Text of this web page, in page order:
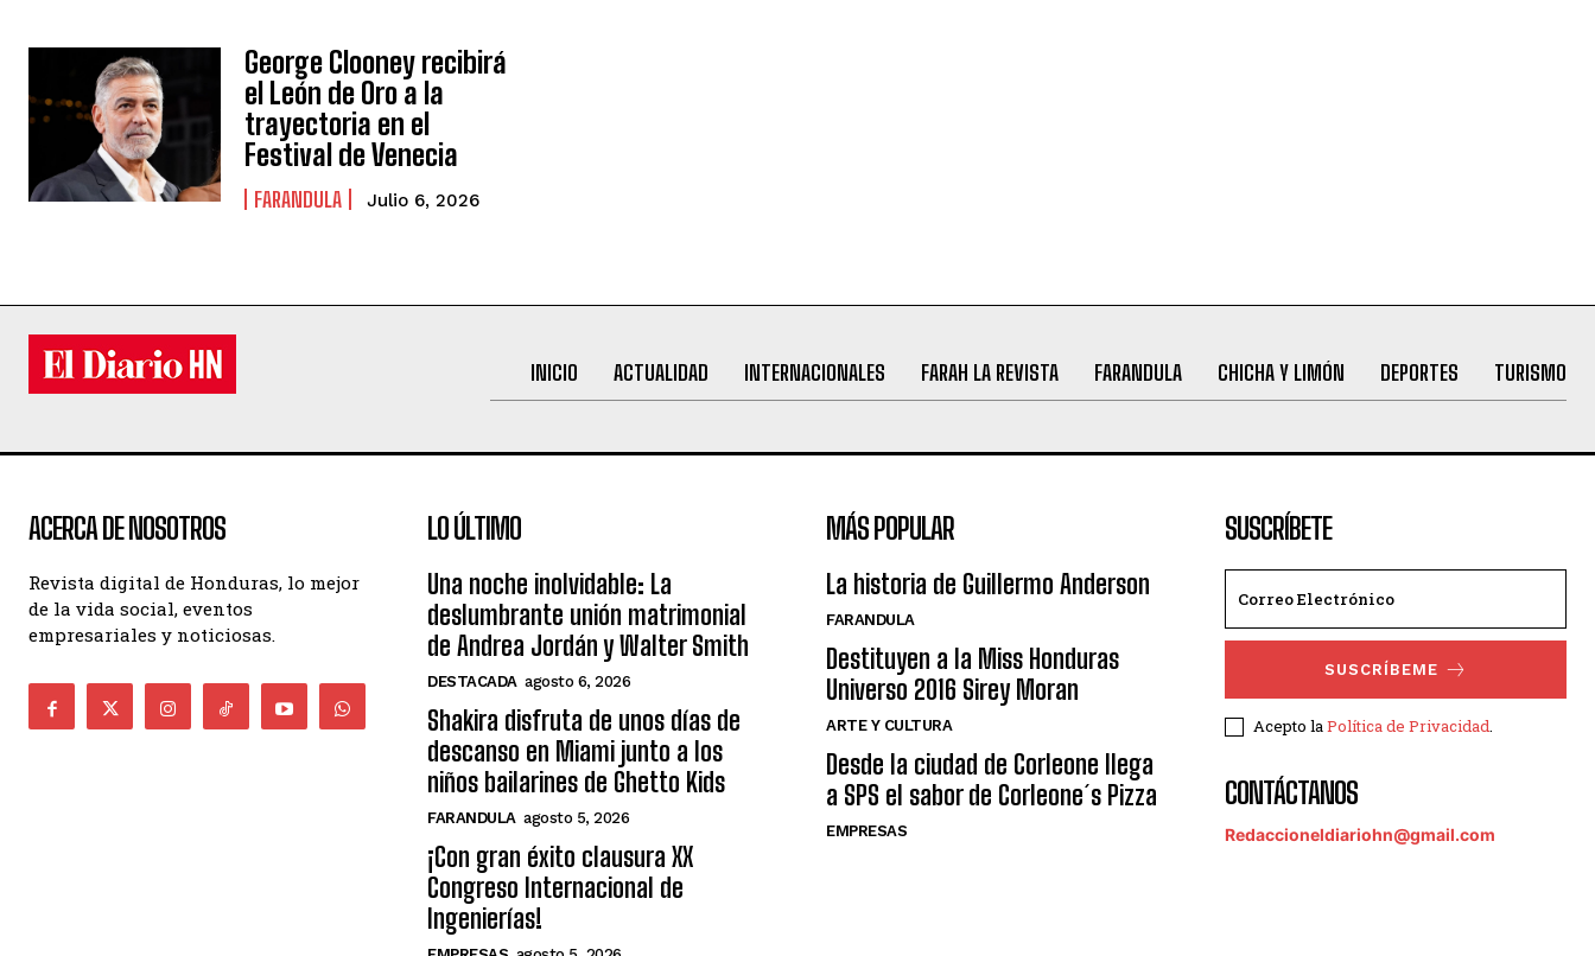
George Clooney recibirá
el León de Oro a la
trayectoria en el
Festival de Venecia
FARANDULA Julio 6, 2026
INICIO ACTUALIDAD INTERNACIONALES FARAH LA REVISTA FARANDULA CHICHA Y LIMÓN DEPORTES TURISMO
ACERCA DE NOSOTROS
Revista digital de Honduras, lo mejor
de la vida social, eventos
empresariales y noticiosas.
LO ÚLTIMO
Una noche inolvidable: La
deslumbrante unión matrimonial
de Andrea Jordán y Walter Smith
DESTACADA agosto 6, 2026
Shakira disfruta de unos días de
descanso en Miami junto a los
niños bailarines de Ghetto Kids
FARANDULA agosto 5, 2026
¡Con gran éxito clausura XX
Congreso Internacional de
Ingenierías!
MÁS POPULAR
La historia de Guillermo Anderson
FARANDULA
Destituyen a la Miss Honduras
Universo 2016 Sirey Moran
ARTE Y CULTURA
Desde la ciudad de Corleone llega
a SPS el sabor de Corleone´s Pizza
EMPRESAS
SUSCRÍBETE
SUSCRÍBEME
Acepto laPolítica de Privacidad.
CONTÁCTANOS
Redaccioneldiariohn@gmail.com